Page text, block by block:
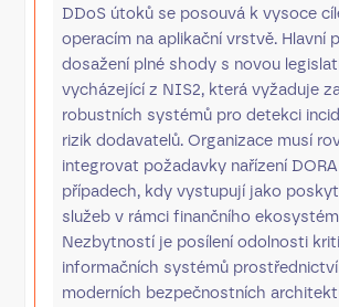
DDoS útoků se posouvá k vysoce
operacím na aplikační vrstvě. Hlavní
dosažení plné shody s novou
vycházející z NIS2, která vyžaduje
robustních systémů pro detekci
rizik dodavatelů. Organizace musí
integrovat požadavky nařízení
případech, kdy vystupují jako
služeb v rámci finančního
Nezbytností je posílení odolnosti
informačních systémů
moderních bezpečnostních